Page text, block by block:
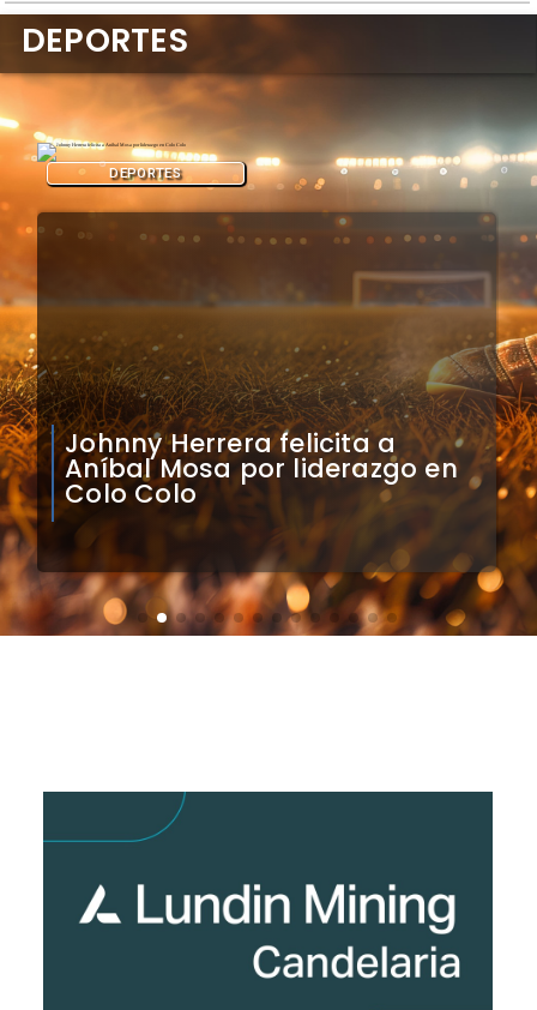
Claudio Bravo analiza
impacto de arquero
caboverdiano en Colo Colo
DEPORTES
DEPORTES